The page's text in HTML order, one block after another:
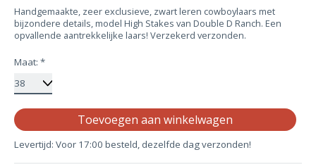
Handgemaakte, zeer exclusieve, zwart leren cowboylaars met
bijzondere details, model High Stakes van Double D Ranch. Een
opvallende aantrekkelijke laars! Verzekerd verzonden.
Maat: *
Toevoegen aan winkelwagen
Levertijd: Voor 17:00 besteld, dezelfde dag verzonden!